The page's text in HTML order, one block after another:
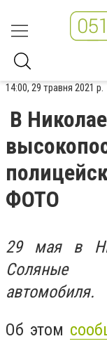
14:00, 29 травня 2021 р.
В
ФОТО
29 мая в
Соляные
автомобиля.
Об этом